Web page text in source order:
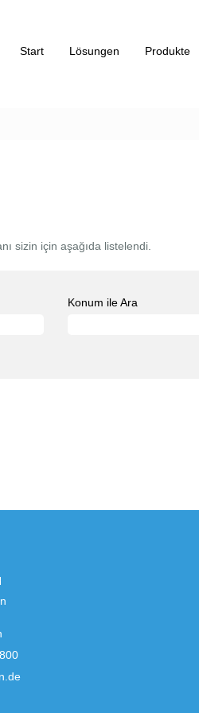
Start Lösungen Produkte
sizin için aşağıda listelendi.
Konum ile Ara